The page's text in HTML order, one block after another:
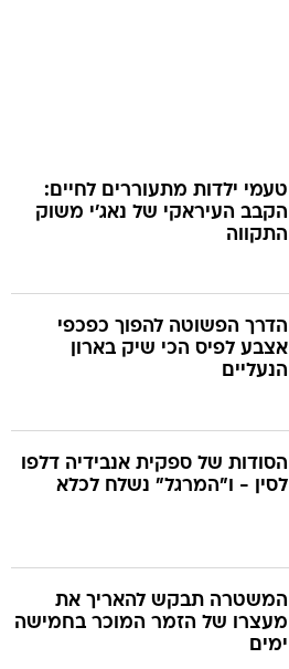
טעמי ילדות מתעוררים לחיים:
הקבב העיראקי של נאג׳י משוק
התקווה
הדרך הפשוטה להפוך כפכפי
אצבע לפיס הכי שיק בארון
הנעליים
הסודות של ספקית אנבידיה דלפו
לסין - ו"המרגל" נשלח לכלא
המשטרה תבקש להאריך את
מעצרו של הזמר המוכר בחמישה
ימים